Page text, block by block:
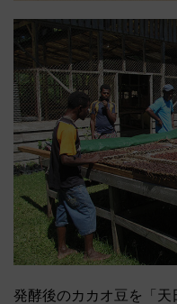
発酵後のカカオ豆を「天